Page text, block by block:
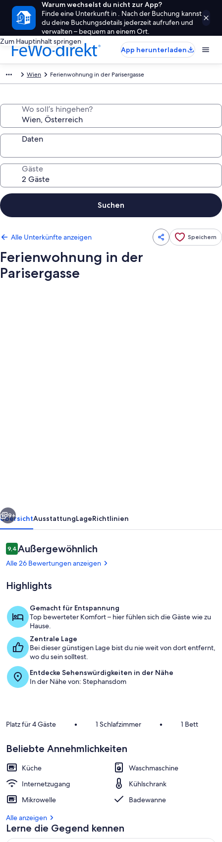
Warum wechselst du nicht zur App?
Finde eine Unterkunft in . Nach der Buchung kannst
du deine Buchungsdetails jederzeit aufrufen und
verwalten – bequem an einem Ort.
Zum Hauptinhalt springen
App herunterladen
Wien Ferienwohnung in der Parisergasse
Wo soll’s hingehen?
Daten
Gäste
Suchen
Alle Unterkünfte anzeigen Speichern
Ferienwohnung in der
Parisergasse
Weiter
9+
ÜbersichtAusstattungLageRichtlinien
Bewertungen
9,49,4 von 10.
Außergewöhnlich
Alle 26 Bewertungen anzeigen
Highlights
Gemacht für Entspannung
Top bewerteter Komfort – hier fühlen sich die Gäste wie zu
Hause.
Zentrale Lage
Bei dieser günstigen Lage bist du nie weit von dort entfernt,
wo du sein solltest.
Entdecke Sehenswürdigkeiten in der Nähe
In der Nähe von: Stephansdom
Platz für 4 Gäste • 1 Schlafzimmer • 1 Bett
Beliebte Annehmlichkeiten
Küche
Waschmaschine
Internetzugang
Kühlschrank
Mikrowelle
Badewanne
Alle anzeigen
Lerne die Gegend kennen